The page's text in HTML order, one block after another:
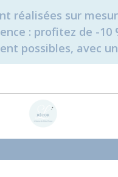
sur
: profitez de -10
possibles, avec